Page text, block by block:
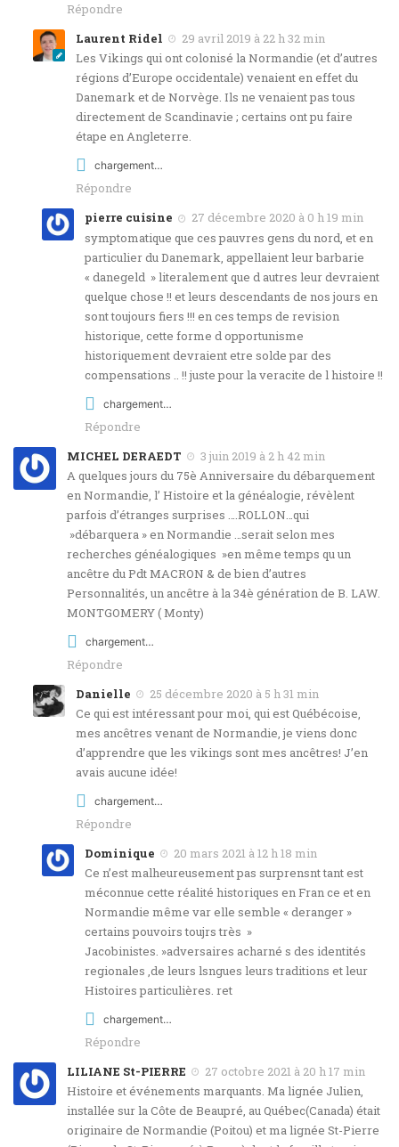
Répondre
Laurent Ridel
29 avril 2019 à 22 h 32 min
Les Vikings qui ont colonisé la Normandie (et d’autres
régions d’Europe occidentale) venaient en effet du
Danemark et de Norvège. Ils ne venaient pas tous
directement de Scandinavie ; certains ont pu faire
étape en Angleterre.
chargement…
Répondre
pierre cuisine
27 décembre 2020 à 0 h 19 min
symptomatique que ces pauvres gens du nord, et en
particulier du Danemark, appellaient leur barbarie
« danegeld » literalement que d autres leur devraient
quelque chose !! et leurs descendants de nos jours en
sont toujours fiers !!! en ces temps de revision
historique, cette forme d opportunisme
historiquement devraient etre solde par des
compensations .. !! juste pour la veracite de l histoire !!
chargement…
Répondre
MICHEL DERAEDT
3 juin 2019 à 2 h 42 min
A quelques jours du 75è Anniversaire du débarquement
en Normandie, l’ Histoire et la généalogie, révèlent
parfois d’étranges surprises ….ROLLON…qui
»débarquera » en Normandie …serait selon mes
recherches généalogiques »en même temps qu un
ancêtre du Pdt MACRON & de bien d’autres
Personnalités, un ancêtre à la 34è génération de B. LAW.
MONTGOMERY ( Monty)
chargement…
Répondre
Danielle
25 décembre 2020 à 5 h 31 min
Ce qui est intéressant pour moi, qui est Québécoise,
mes ancêtres venant de Normandie, je viens donc
d’apprendre que les vikings sont mes ancêtres! J’en
avais aucune idée!
chargement…
Répondre
Dominique
20 mars 2021 à 12 h 18 min
Ce n’est malheureusement pas surprensnt tant est
méconnue cette réalité historiques en Fran ce et en
Normandie même var elle semble « deranger »
certains pouvoirs toujrs très »
Jacobinistes. »adversaires acharné s des identités
regionales ,de leurs lsngues leurs traditions et leur
Histoires particulières. ret
chargement…
Répondre
LILIANE St-PIERRE
27 octobre 2021 à 20 h 17 min
Histoire et événements marquants. Ma lignée Julien,
installée sur la Côte de Beaupré, au Québec(Canada) était
originaire de Normandie (Poitou) et ma lignée St-Pierre